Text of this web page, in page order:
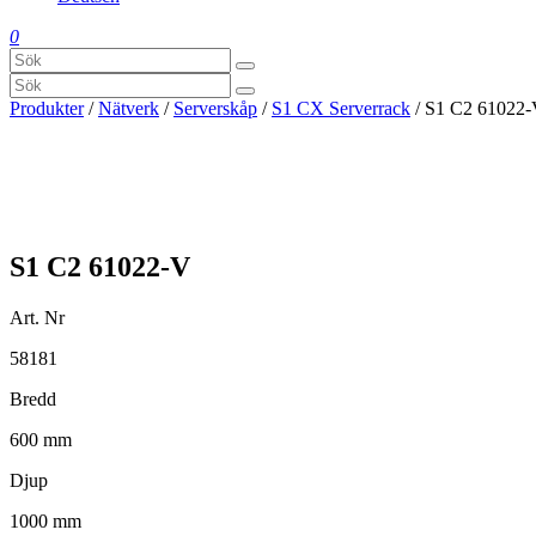
0
Produkter/Nätverk / Serverskåp / S1 CX Serverrack / S1 C2
S1 C2 61022-V
Art. Nr
58181
Bredd
600 mm
Djup
1000 mm